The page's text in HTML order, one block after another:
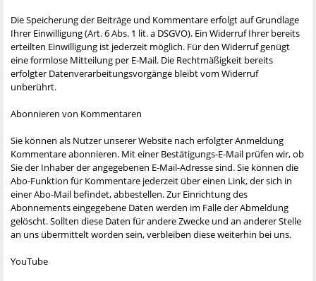
Die Speicherung der Beiträge und Kommentare erfolgt auf Grundlage
Ihrer Einwilligung (Art. 6 Abs. 1 lit. a DSGVO). Ein Widerruf Ihrer bereits
erteilten Einwilligung ist jederzeit möglich. Für den Widerruf genügt
eine formlose Mitteilung per E-Mail. Die Rechtmäßigkeit bereits
erfolgter Datenverarbeitungsvorgänge bleibt vom Widerruf
unberührt.
Abonnieren von Kommentaren
Sie können als Nutzer unserer Website nach erfolgter Anmeldung
Kommentare abonnieren. Mit einer Bestätigungs-E-Mail prüfen wir, ob
Sie der Inhaber der angegebenen E-Mail-Adresse sind. Sie können die
Abo-Funktion für Kommentare jederzeit über einen Link, der sich in
einer Abo-Mail befindet, abbestellen. Zur Einrichtung des
Abonnements eingegebene Daten werden im Falle der Abmeldung
gelöscht. Sollten diese Daten für andere Zwecke und an anderer Stelle
an uns übermittelt worden sein, verbleiben diese weiterhin bei uns.
YouTube